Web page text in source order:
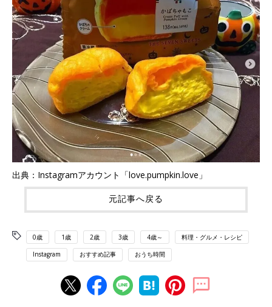
出典：Instagramアカウント「love.pumpkin.love」
元記事へ戻る
0歳 1歳 2歳 3歳 4歳～ 料理・グルメ・レシピ
Instagram おすすめ記事 おうち時間